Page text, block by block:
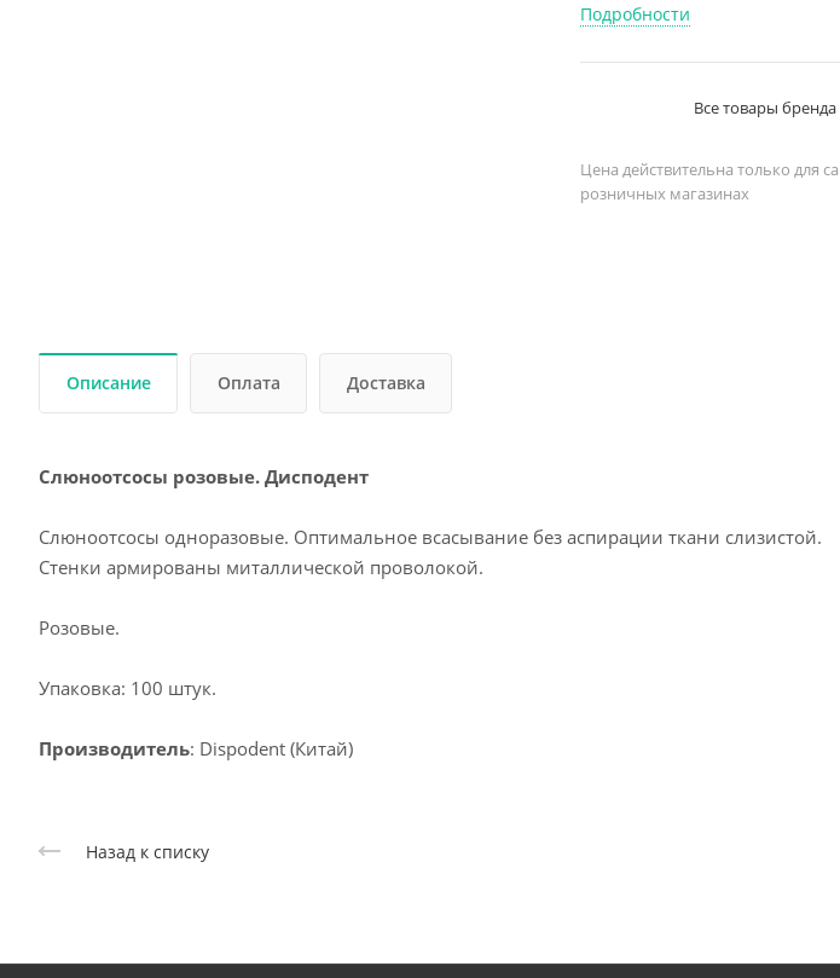
Подробности
Все товары
Цена действительна только для
розничных магазинах
Описание Оплата Доставка
Слюноотсосы розовые. Дисподент
Слюноотсосы одноразовые. Оптимальное всасывание без аспирации ткани слизистой.
Стенки армированы миталлической проволокой.
Розовые.
Упаковка: 100 штук.
Производитель: Dispodent (Китай)
Назад к списку